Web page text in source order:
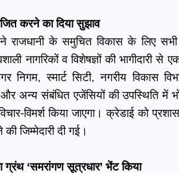
करने का दिया सुझाव
राजधानी के समुचित विकास के लिए सभी
नागरिकों व विशेषज्ञों की
निगम, स्मार्ट सिटी, नगरीय विकास
और अन्य संबंधित एजेंसियों की उपस्थिति
विमर्श किया जाएगा। क्रेडाई को
जिम्मेदारी दी गई।
‘समरांगण सूत्रधार’ भेंट किया